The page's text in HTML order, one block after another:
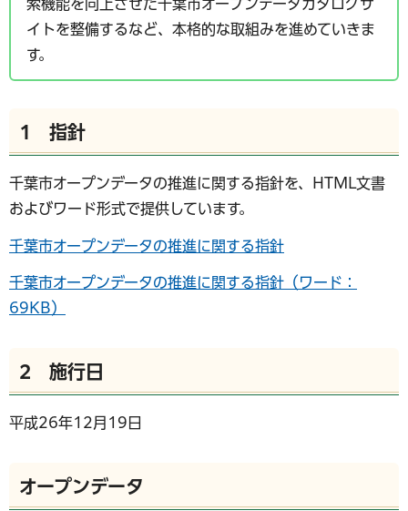
索機能を向上させた千葉市オープンデータカタログサ
イトを整備するなど、本格的な取組みを進めていきま
す。
1 指針
千葉市オープンデータの推進に関する指針を、HTML文書
およびワード形式で提供しています。
千葉市オープンデータの推進に関する指針
千葉市オープンデータの推進に関する指針（ワード：
69KB）
2 施行日
平成26年12月19日
オープンデータ